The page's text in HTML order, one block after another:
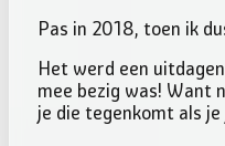
Pas in 2018, toen ik
Het werd een
mee bezig was! Want
je die tegenkomt als